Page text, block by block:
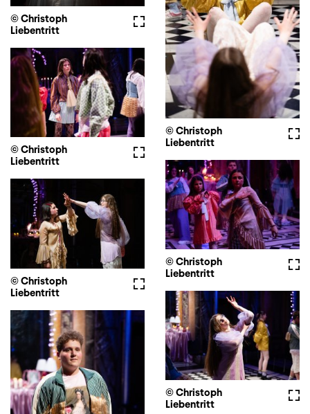
Vollbild
© Christoph
Liebentritt
© Christoph
Liebentritt
Vollbild
© Christoph
Liebentritt
© Christoph
Liebentritt
Vollbild
© Christoph
Liebentritt
© Christoph
Liebentritt